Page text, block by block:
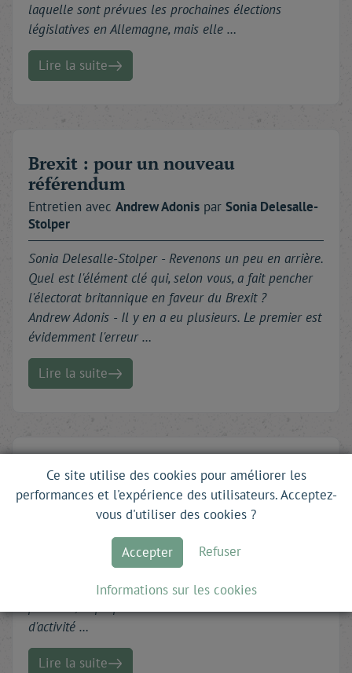
laquelle sont prévues les prochaines élections
législatives en Allemagne, mais elle …
Lire la suite
Brexit : pour un nouveau
référendum
Entretien avec AndrewAdonis par Sonia Delesalle-
Stolper
Sonia Delesalle-Stolper - Revenons un peu en arrière.
Quel est l'élément clé qui, selon vous, a fait pencher
l'électorat britannique en faveur du Brexit ?
Andrew Adonis - Il y en a eu plusieurs. Le premier est
évidemment l'erreur …
Lire la suite
L'Irlande et le Brexit
parChristopheGillissen
pêcheurs britanniques et la ville d'Amsterdam (qui
récupère l'Agence européenne du médicament aux
dépens de Londres) peuvent espérer des retombées
d'activité …
Lire la suite
Ce site utilise des cookies pour améliorer les
performances et l'expérience des utilisateurs. Acceptez-
vous d'utiliser des cookies ?
Accepter Refuser
Informations sur les cookies